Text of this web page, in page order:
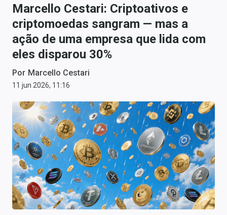
Money Trader
Anuncie
Últimas Notícias
Newsletters
Cotações
Comprar ou vender?
Carteiras Recomendadas
Central de Dividendos
Central de Fundos Imobiliários
Marcello Cestari: Criptoativos e
criptomoedas sangram — mas a
ação de uma empresa que lida com
eles disparou 30%
Por Marcello Cestari
11 jun 2026, 11:16